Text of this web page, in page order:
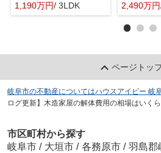
1,190万円/ 3LDK
2,490万円
ページトッ
岐阜市の不動産についてはハウスアイビー 岐
ログ更新】木造家屋の解体費用の相場はいくら
市区町村から探す
岐阜市 / 大垣市 / 各務原市 / 羽島郡